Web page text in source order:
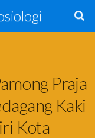
Praja
Kaki
Kota